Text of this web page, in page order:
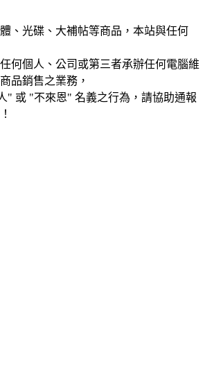
、光碟、大補帖等商品，本站與任何
何個人、公司或第三者承辦任何電腦維
品銷售之業務，
" 或 "不來恩" 名義之行為，請協助通報